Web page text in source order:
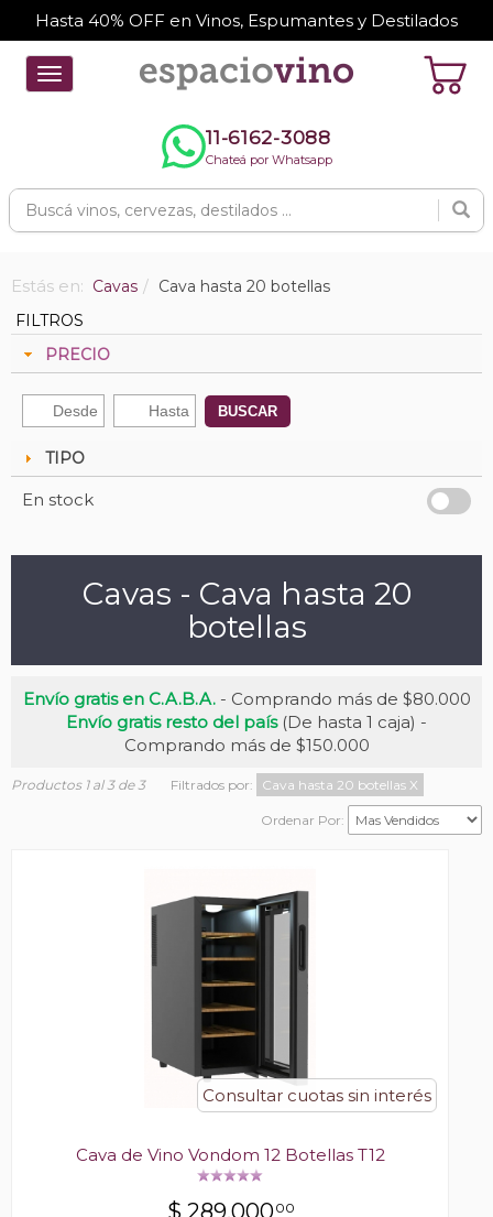
Hasta 40% OFF en Vinos, Espumantes y Destilados
Toggle
navigation
11-6162-3088
Chateá por Whatsapp
Estás en: Cavas
Cava hasta 20 botellas
FILTROS
PRECIO
BUSCAR
TIPO
En stock
Cavas - Cava hasta 20
botellas
Envío gratis en C.A.B.A.- Comprando más de $80.000
Envío gratis resto del país(De hasta 1 caja) -
Comprando más de $150.000
Productos 1 al 3 de 3 Filtrados por: Cava hasta 20 botellas X
Ordenar Por:
Consultar cuotas sin interés
Cava de Vino Vondom 12 Botellas T12
$ 289.00000